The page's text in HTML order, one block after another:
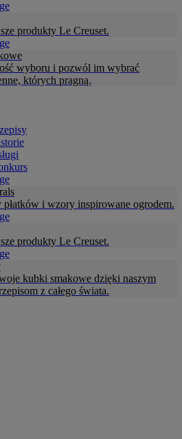
produkty Le Creuset.
wyboru i pozwól im wybrać
których pragną.
płatków i wzory inspirowane ogrodem.
produkty Le Creuset.
kubki smakowe dzięki naszym
z całego świata.